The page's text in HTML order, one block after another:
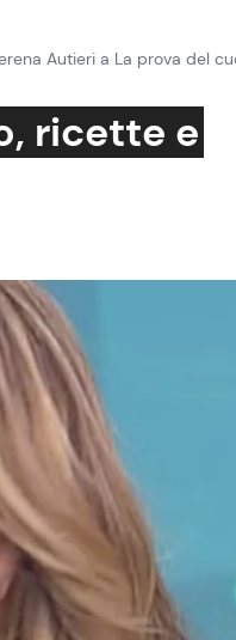
Consigli di Cucina
Dolci
Le Ricette in TV
Primi Piatti
Ricette Facili e Veloci
Ricette Feste
Ricette per Bambini
Autieri a La prova del
ricette e